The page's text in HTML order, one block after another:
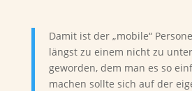
Damit ist der „mobile“
längst zu einem nicht zu
geworden, dem man es so
machen sollte sich auf der